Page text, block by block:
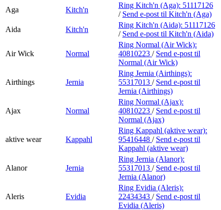
Aga
Kitch'n
Ring Kitch'n (Aga): 51117126
/ Send e-post til Kitch'n (Aga)
Aida
Kitch'n
Ring Kitch'n (Aida): 51117126
/ Send e-post til Kitch'n (Aida)
Air Wick Normal
Ring Normal (Air Wick):
40810223 / Send e-post til
Normal (Air Wick)
Airthings Jernia
Ring Jernia (Airthings):
55317013 / Send e-post til
Jernia (Airthings)
Ajax Normal
Ring Normal (Ajax):
40810223 / Send e-post til
Normal (Ajax)
aktive wear Kappahl
Ring Kappahl (aktive wear):
95416448 / Send e-post til
Kappahl (aktive wear)
Alanor Jernia
Ring Jernia (Alanor):
55317013 / Send e-post til
Jernia (Alanor)
Aleris Evidia
Ring Evidia (Aleris):
22434343 / Send e-post til
Evidia (Aleris)